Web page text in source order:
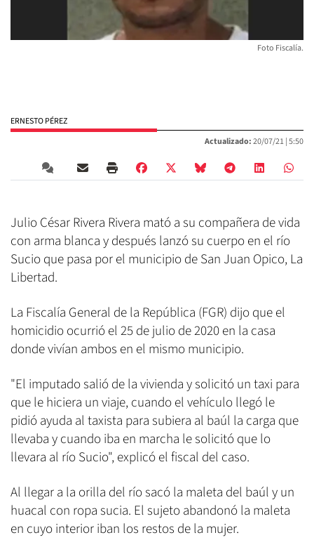
Foto Fiscalía.
ERNESTO PÉREZ
Actualizado:20/07/21 |5:50
Julio César Rivera Rivera mató a su compañera de vida
con arma blanca y después lanzó su cuerpo en el río
Sucio que pasa por el municipio de San Juan Opico, La
Libertad.
La Fiscalía General de la República (FGR) dijo que el
homicidio ocurrió el 25 de julio de 2020 en la casa
donde vivían ambos en el mismo municipio.
"El imputado salió de la vivienda y solicitó un taxi para
que le hiciera un viaje, cuando el vehículo llegó le
pidió ayuda al taxista para subiera al baúl la carga que
llevaba y cuando iba en marcha le solicitó que lo
llevara al río Sucio", explicó el fiscal del caso.
Al llegar a la orilla del río sacó la maleta del baúl y un
huacal con ropa sucia. El sujeto abandonó la maleta
en cuyo interior iban los restos de la mujer.